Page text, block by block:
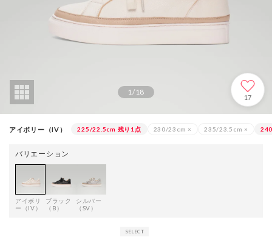
1/18
17
アイボリー（IV） 225/22.5cm 残り1点 230/23cm × 235/23.5cm ×
バリエーション
アイボリ
ー（IV）
ブラック
（B）
シルバー
（SV）